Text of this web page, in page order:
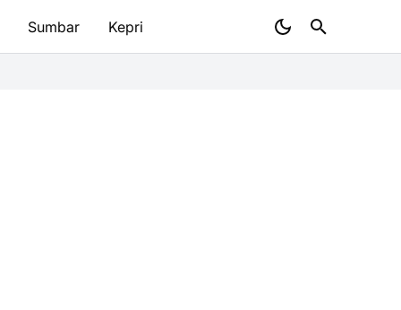
Sumbar Kepri